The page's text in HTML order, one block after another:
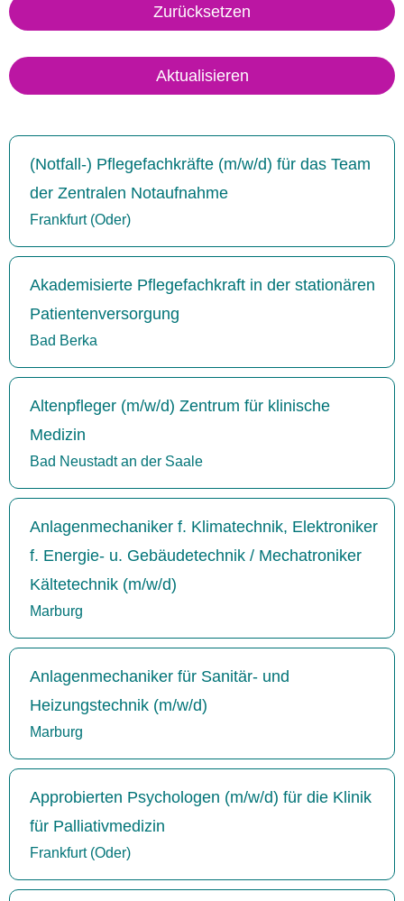
Zurücksetzen
Aktualisieren
(Notfall-) Pflegefachkräfte (m/w/d) für das Team
der Zentralen Notaufnahme
Frankfurt (Oder)
Akademisierte Pflegefachkraft in der stationären
Patientenversorgung
Bad Berka
Altenpfleger (m/w/d) Zentrum für klinische
Medizin
Bad Neustadt an der Saale
Anlagenmechaniker f. Klimatechnik, Elektroniker
f. Energie- u. Gebäudetechnik / Mechatroniker
Kältetechnik (m/w/d)
Marburg
Anlagenmechaniker für Sanitär- und
Heizungstechnik (m/w/d)
Marburg
Approbierten Psychologen (m/w/d) für die Klinik
für Palliativmedizin
Frankfurt (Oder)